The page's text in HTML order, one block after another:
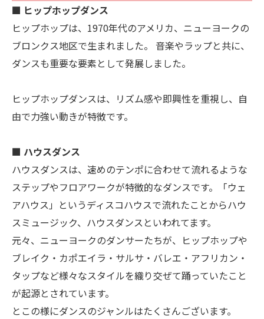
■ ヒップホップダンス
ヒップホップは、1970年代のアメリカ、ニューヨークの
ブロンクス地区で生まれました。 音楽やラップと共に、
ダンスも重要な要素として発展しました。
ヒップホップダンスは、リズム感や即興性を重視し、自
由で力強い動きが特徴です。
■ ハウスダンス
ハウスダンスは、速めのテンポに合わせて流れるような
ステップやフロアワークが特徴的なダンスです。「ウェ
アハウス」というディスコハウスで流れたことからハウ
スミュージック、ハウスダンスといわれてます。
元々、ニューヨークのダンサーたちが、ヒップホップや
ブレイク・カポエイラ・サルサ・バレエ・アフリカン・
タップなど様々なスタイルを織り交ぜて踊っていたこと
が起源とされています。
とこの様にダンスのジャンルはたくさんございます。